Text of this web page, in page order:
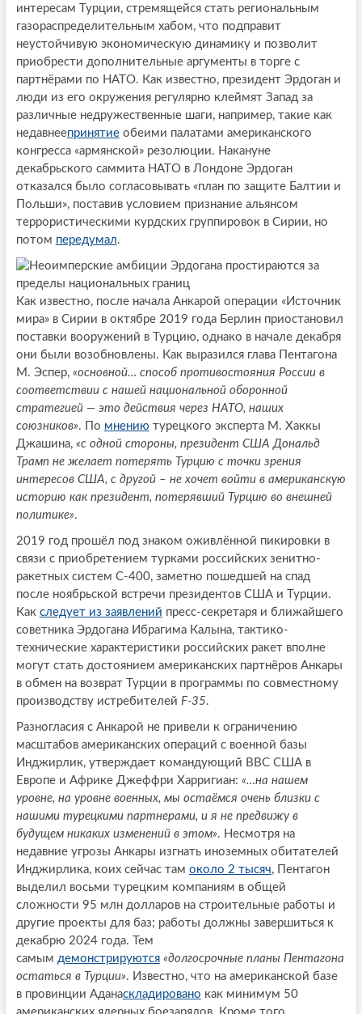
интересам Турции, стремящейся стать региональным
газораспределительным хабом, что подправит
неустойчивую экономическую динамику и позволит
приобрести дополнительные аргументы в торге с
партнёрами по НАТО. Как известно, президент Эрдоган и
люди из его окружения регулярно клеймят Запад за
различные недружественные шаги, например, такие как
недавнеепринятиеобеими палатами американского
конгресса «армянской» резолюции. Накануне
декабрьского саммита НАТО в Лондоне Эрдоган
отказался было согласовывать «план по защите Балтии и
Польши», поставив условием признание альянсом
террористическими курдских группировок в Сирии, но
потом передумал.
Как известно, после начала Анкарой операции «Источник
мира» в Сирии в октябре 2019 года Берлин приостановил
поставки вооружений в Турцию, однако в начале декабря
они были возобновлены. Как выразился глава Пентагона
М. Эспер, «основной… способ противостояния России в
соответствии с нашей национальной оборонной
стратегией — это действия через НАТО, наших
союзников». По мнению турецкого эксперта М. Хаккы
Джашина, «с одной стороны, президент США Дональд
Трамп не желает потерять Турцию с точки зрения
интересов США, с другой – не хочет войти в американскую
историю как президент, потерявший Турцию во внешней
политике».
2019 год прошёл под знаком оживлённой пикировки в
связи с приобретением турками российских зенитно-
ракетных систем С-400, заметно пошедшей на спад
после ноябрьской встречи президентов США и Турции.
Как следует из заявлений пресс-секретаря и ближайшего
советника Эрдогана Ибрагима Калына, тактико-
технические характеристики российских ракет вполне
могут стать достоянием американских партнёров Анкары
в обмен на возврат Турции в программы по совместному
производству истребителей F-35.
Разногласия с Анкарой не привели к ограничению
масштабов американских операций с военной базы
Инджирлик, утверждает командующий ВВС США в
Европе и Африке Джеффри Харригиан: «…на нашем
уровне, на уровне военных, мы остаёмся очень близки с
нашими турецкими партнерами, и я не предвижу в
будущем никаких изменений в этом». Несмотря на
недавние угрозы Анкары изгнать иноземных обитателей
Инджирлика, коих сейчас там около 2 тысяч, Пентагон
выделил восьми турецким компаниям в общей
сложности 95 млн долларов на строительные работы и
другие проекты для баз; работы должны завершиться к
декабрю 2024 года. Тем
самым демонстрируются «долгосрочные планы Пентагона
остаться в Турции». Известно, что на американской базе
в провинции Аданаскладировано как минимум 50